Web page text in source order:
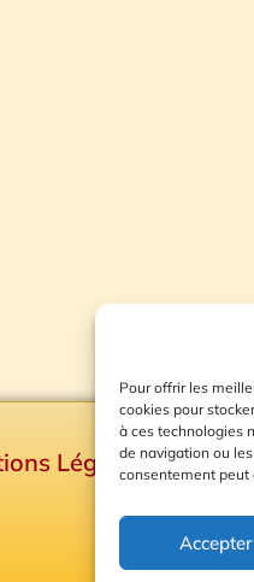
Pour offrir les
cookies pour
à ces technologies
de navigation ou
consentement peut
Accepter
Légales
Plan